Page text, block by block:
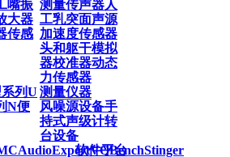
嘴振
大器
传感
测量传声器人
工乳突面声源
加速度传感器
头和躯干模拟
器校准器动态
力传感器
测量仪器
列U
N便
风噪源设备手
持式声级计转
台设备
软件平台
AudioExpertVQBenchStinger